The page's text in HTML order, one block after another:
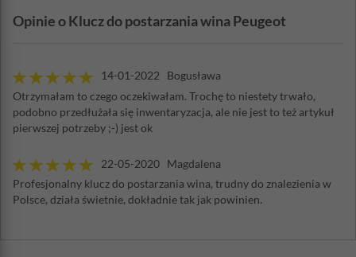
Opinie o Klucz do postarzania wina Peugeot
14-01-2022 Bogusława
Otrzymałam to czego oczekiwałam. Trochę to niestety trwało,
podobno przedłużała się inwentaryzacja, ale nie jest to też artykuł
pierwszej potrzeby ;-) jest ok
22-05-2020 Magdalena
Profesjonalny klucz do postarzania wina, trudny do znalezienia w
Polsce, działa świetnie, dokładnie tak jak powinien.